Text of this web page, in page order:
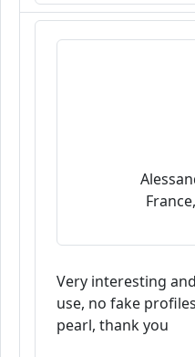
Very interesting
use, no fake
pearl, thank you